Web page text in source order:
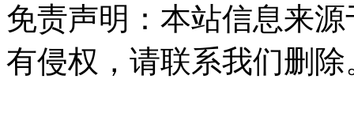
免责声明：本站信息来
有侵权，请联系我们删除